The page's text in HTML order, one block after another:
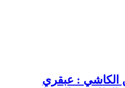
الكاشي : عبقري